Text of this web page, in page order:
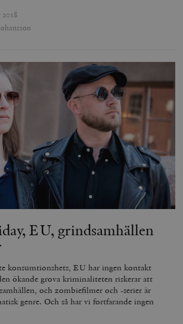
EU, grindsamhällen
konsumtionshets, EU har ingen kontakt
ökande grova kriminaliteten riskerar att
och zombiefilmer och -serier är
genre. Och så har vi fortfarande ingen